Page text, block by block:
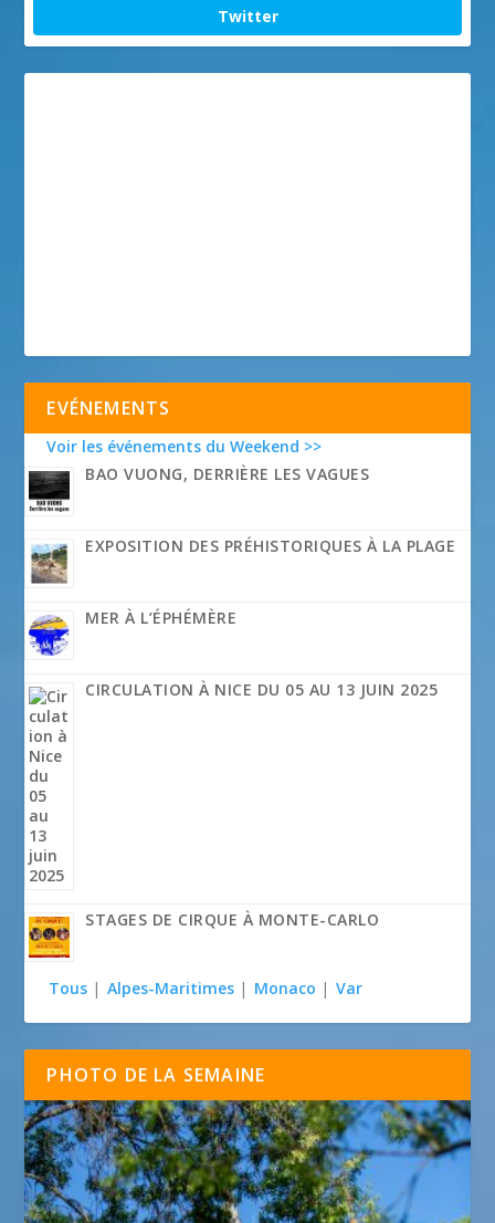
Twitter
EVÉNEMENTS
Voir les événements du Weekend >>
BAO VUONG, DERRIÈRE LES VAGUES
EXPOSITION DES PRÉHISTORIQUES À LA PLAGE
MER À L’ÉPHÉMÈRE
CIRCULATION À NICE DU 05 AU 13 JUIN 2025
STAGES DE CIRQUE À MONTE-CARLO
Tous | Alpes-Maritimes | Monaco | Var
PHOTO DE LA SEMAINE